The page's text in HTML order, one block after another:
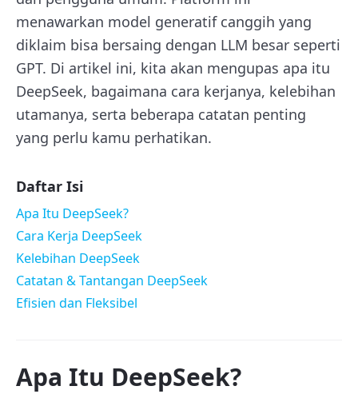
menawarkan model generatif canggih yang
diklaim bisa bersaing dengan LLM besar seperti
GPT. Di artikel ini, kita akan mengupas apa itu
DeepSeek, bagaimana cara kerjanya, kelebihan
utamanya, serta beberapa catatan penting
yang perlu kamu perhatikan.
Daftar Isi
Apa Itu DeepSeek?
Cara Kerja DeepSeek
Kelebihan DeepSeek
Catatan & Tantangan DeepSeek
Efisien dan Fleksibel
Apa Itu DeepSeek?